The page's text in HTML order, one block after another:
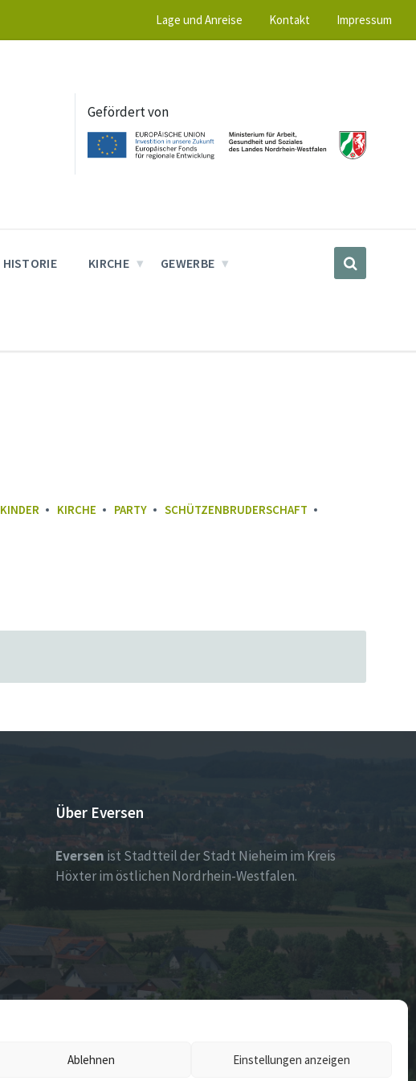
Ablehnen Einstellungen anzeigen
Lage und Anreise Kontakt Impressum
Gefördert von
HISTORIE KIRCHE GEWERBE
KINDER KIRCHE PARTY
SCHÜTZENBRUDERSCHAFT
Über Eversen
Eversen ist Stadtteil der Stadt Nieheim im Kreis
Höxter im östlichen Nordrhein-Westfalen.